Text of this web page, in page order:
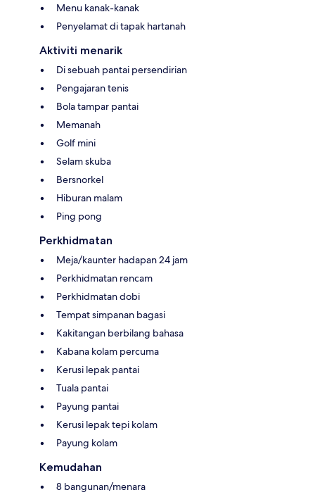
Menu kanak-kanak
Penyelamat di tapak hartanah
Aktiviti menarik
Di sebuah pantai persendirian
Pengajaran tenis
Bola tampar pantai
Memanah
Golf mini
Selam skuba
Bersnorkel
Hiburan malam
Ping pong
Perkhidmatan
Meja/kaunter hadapan 24 jam
Perkhidmatan rencam
Perkhidmatan dobi
Tempat simpanan bagasi
Kakitangan berbilang bahasa
Kabana kolam percuma
Kerusi lepak pantai
Tuala pantai
Payung pantai
Kerusi lepak tepi kolam
Payung kolam
Kemudahan
8 bangunan/menara